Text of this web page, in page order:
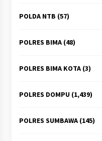
POLDA NTB (57)
POLRES BIMA(48)
POLRES BIMA KOTA(3)
POLRES DOMPU(1,439)
POLRES SUMBAWA(145)